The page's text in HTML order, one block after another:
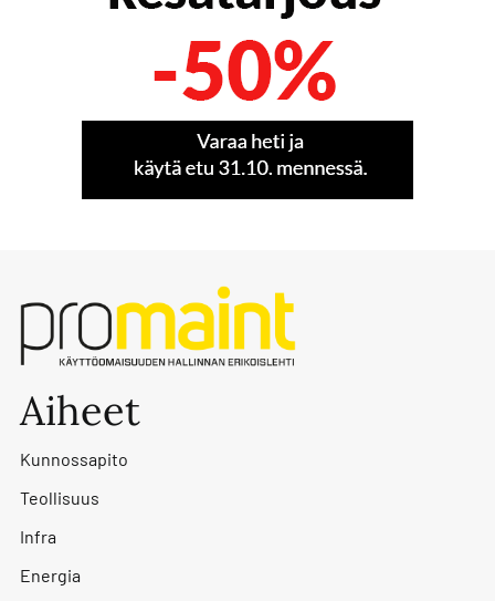
Aiheet
Kunnossapito
Teollisuus
Infra
Energia